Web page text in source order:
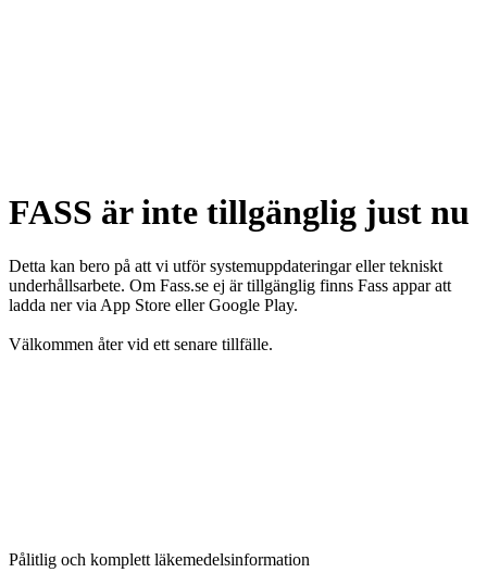
FASS är inte tillgänglig just nu
Detta kan bero på att vi utför systemuppdateringar eller tekniskt
underhållsarbete. Om Fass.se ej är tillgänglig finns Fass appar att
ladda ner via App Store eller Google Play.
Välkommen åter vid ett senare tillfälle.
Pålitlig och komplett läkemedelsinformation